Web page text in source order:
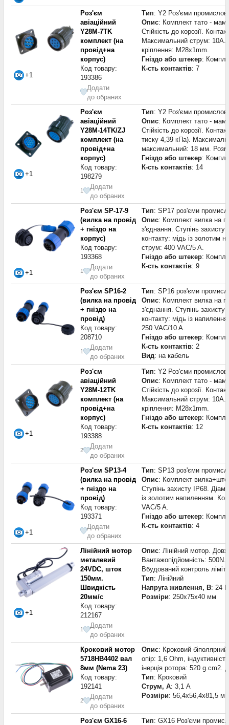
+1
Роз'єм
авіаційний
Y28M-7TK
комплект (на
провід+на
корпус)
Код товару:
193386
Додати
до обраних
Тип: Y2 Роз'єми промислові
Опис: Комплект тато -
Стійкість до корозії.
Максимальний струм: 10A.
кріплення: M28x1mm.
Гніздо або штекер:
К-сть контактів: 7
+1
Роз'єм
авіаційний
Y28M-14TK/ZJ
комплект (на
провід+на
корпус)
Код товару:
198279
1
Додати
до обраних
Тип: Y2 Роз'єми промислові
Опис: Комплект тато -
Стійкість до корозії.
тиску 4,39 кПа).
максимальний: 18 мм.
Гніздо або штекер:
К-сть контактів: 14
+1
Роз'єм SP-17-9
(вилка на провід
+ гніздо на
корпус)
Код товару:
193368
1
Додати
до обраних
Тип: SP17 роз'єми
Опис: Комплект вилка на
з'єднання. Ступінь
контакту: мідь із золотим
струм: 400 VAC/5 A.
Гніздо або штекер:
К-сть контактів: 9
Роз'єм SP16-2
(вилка на провід
+ гніздо на
провід)
Код товару:
208710
1
Додати
до обраних
Тип: SP16 роз'єми
Опис: Комплект вилка на
з'єднання. Ступінь
контакту: мідь із
250 VAC/10 A.
Гніздо або штекер:
К-сть контактів: 2
Вид: на кабель
+1
Роз'єм
авіаційний
Y28M-12TK
комплект (на
провід+на
корпус)
Код товару:
193388
2
Додати
до обраних
Тип: Y2 Роз'єми промислові
Опис: Комплект тато -
Стійкість до корозії.
Максимальний струм: 10A.
кріплення: M28x1mm.
Гніздо або штекер:
К-сть контактів: 12
+1
Роз'єм SP13-4
(вилка на провід
+ гніздо на
провід)
Код товару:
193371
Додати
до обраних
Тип: SP13 роз'єми
Опис: Комплект
Ступінь захисту IP68.
із золотим напиленням.
VAC/5 A.
Гніздо або штекер:
К-сть контактів: 4
+1
Лінійний мотор
металевий
24VDC, шток
150мм.
Швидкість
20мм/с
Код товару:
212167
1
Додати
до обраних
Опис: Лінійний мотор.
Вантажопідйомність:
Вбудований контроль
Тип: Лінійний
Напруга живлення, В: 24 В
Розміри: 250x75x40 мм
Кроковий мотор
5718HB4402 вал
8мм (Nema 23)
Код товару:
192141
2
Додати
до обраних
Опис: Кроковий
опір: 1,6 Ohm,
інерція ротора: 520 g.cm2.
Тип: Кроковий
Струм, А: 3,1 А
Розміри: 56,4x56,4x81,5 мм
Роз'єм GX16-6
Тип: GX16 Роз'єми